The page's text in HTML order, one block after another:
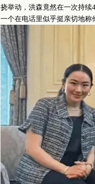
挠举动，洪森竟然在一次持续
一个在电话里似乎挺亲切地称